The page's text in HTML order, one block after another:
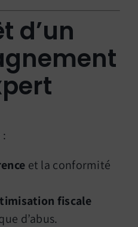
d’un
:
et la conformité
fiscale
d’abus.